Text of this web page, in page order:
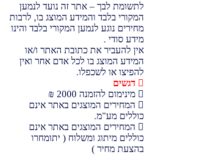
לתשומת לבך – אתר זה נועד לנמען
המקורי בלבד והמידע המוצג בו, לרבות
מחירים נוגע לנמען המקורי בלבד והינו
מידע סודי .
אין להעביר את כתובת האתר ו/או
המידע המוצג בו לכל אדם אחר ואין
להפיצו או לשכפלו.
דגשים
מינימום להזמנה 2000 ₪
המחירים המוצגים באתר אינם
כוללים מע"מ.
המחירים המוצגים באתר אינם
כוללים מיתוג ומשלוח ( יתומחרו
בהצעת מחיר )